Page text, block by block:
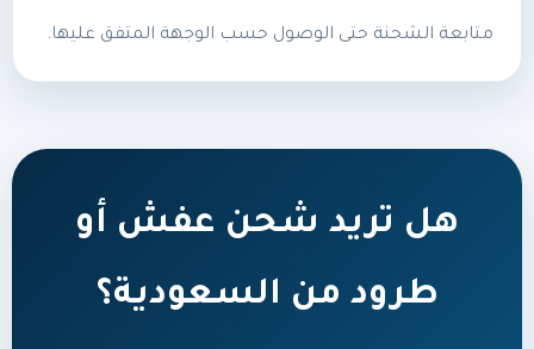
متابعة الشحنة حتى الوصول حسب الوجهة المتفق عليها.
هل تريد شحن عفش أو
طرود من السعودية؟